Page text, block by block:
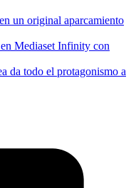
un original aparcamiento
Mediaset Infinity con
da todo el protagonismo a